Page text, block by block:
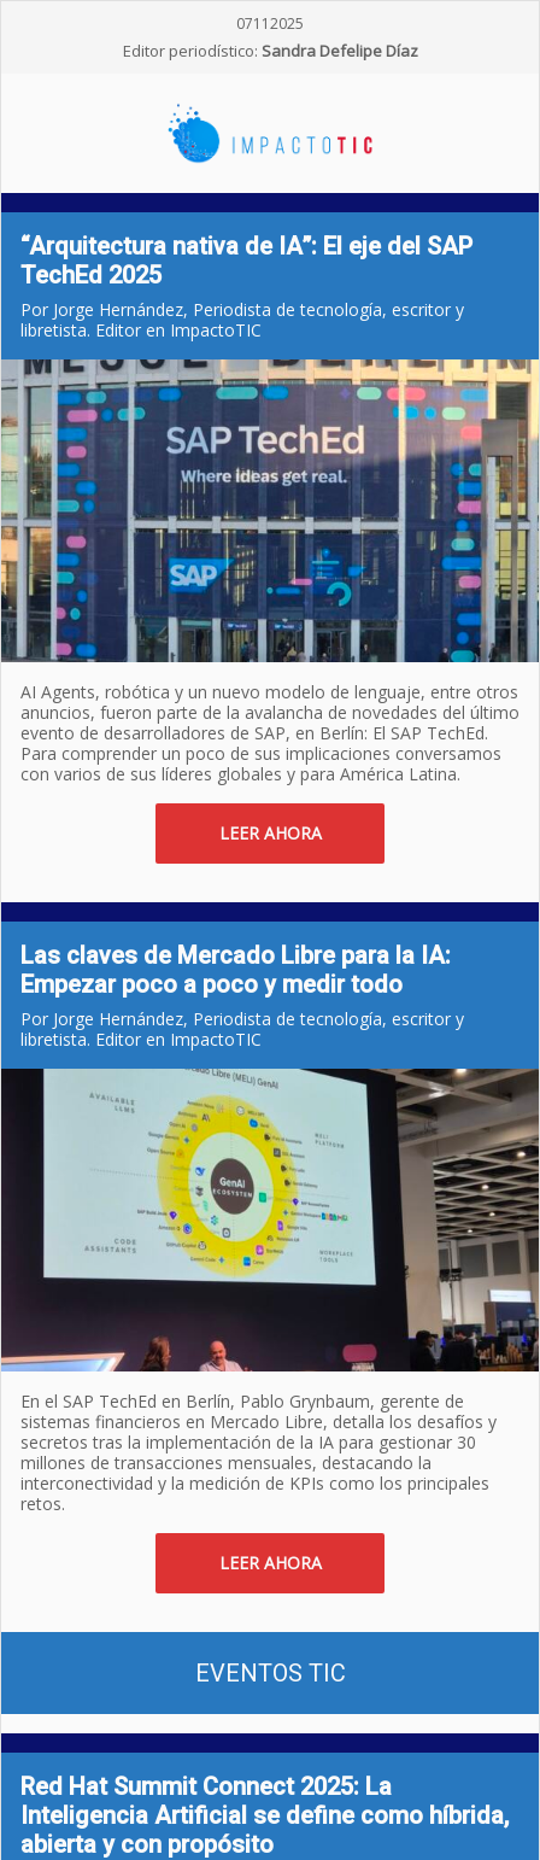
07112025
Editor periodístico: Sandra Defelipe Díaz
“Arquitectura nativa de IA”: El eje del SAP
TechEd 2025
Por Jorge Hernández, Periodista de tecnología, escritor y
libretista. Editor en ImpactoTIC
AI Agents, robótica y un nuevo modelo de lenguaje, entre otros
anuncios, fueron parte de la avalancha de novedades del último
evento de desarrolladores de SAP, en Berlín: El SAP TechEd.
Para comprender un poco de sus implicaciones conversamos
con varios de sus líderes globales y para América Latina.
LEER AHORA
Las claves de Mercado Libre para la IA:
Empezar poco a poco y medir todo
Por Jorge Hernández, Periodista de tecnología, escritor y
libretista. Editor en ImpactoTIC
En el SAP TechEd en Berlín, Pablo Grynbaum, gerente de
sistemas financieros en Mercado Libre, detalla los desafíos y
secretos tras la implementación de la IA para gestionar 30
millones de transacciones mensuales, destacando la
interconectividad y la medición de KPIs como los principales
retos.
LEER AHORA
EVENTOS TIC
Red Hat Summit Connect 2025: La
Inteligencia Artificial se define como híbrida,
abierta y con propósito